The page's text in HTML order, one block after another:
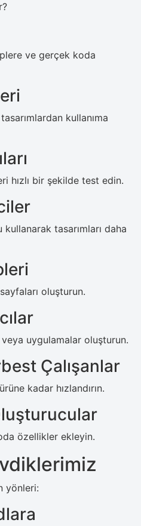
ve gerçek koda
kullanıma
hızlı bir şekilde test edin.
tasarımları daha
oluşturun.
uygulamalar oluşturun.
Çalışanlar
kadar hızlandırın.
özellikler ekleyin.
yönleri: